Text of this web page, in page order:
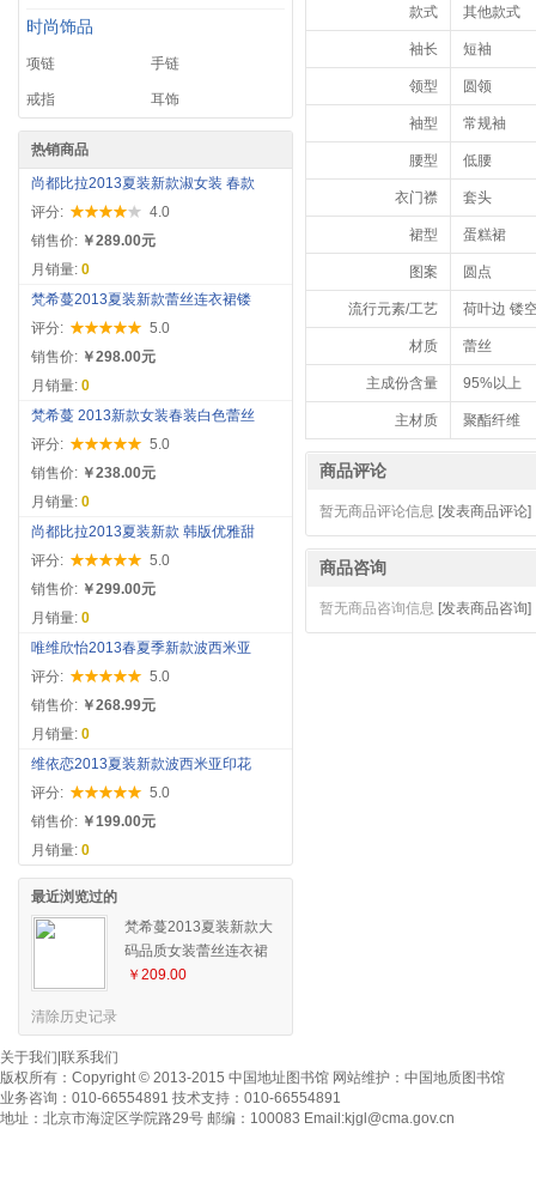
时尚饰品
项链 手链
戒指 耳饰
热销商品
尚都比拉2013夏装新款淑女装 春款
评分:
4.0
销售价: ￥289.00元
月销量: 0
梵希蔓2013夏装新款蕾丝连衣裙镂
评分:
5.0
销售价: ￥298.00元
月销量: 0
梵希蔓 2013新款女装春装白色蕾丝
评分:
5.0
销售价: ￥238.00元
月销量: 0
尚都比拉2013夏装新款 韩版优雅甜
评分:
5.0
销售价: ￥299.00元
月销量: 0
唯维欣怡2013春夏季新款波西米亚
评分:
5.0
销售价: ￥268.99元
月销量: 0
维依恋2013夏装新款波西米亚印花
评分:
5.0
销售价: ￥199.00元
月销量: 0
最近浏览过的
梵希蔓2013夏装新款大
码品质女装蕾丝连衣裙
夏季蛋糕裙短袖连衣裙
￥209.00
清除历史记录
款式 其他款式
袖长 短袖
领型 圆领
袖型 常规袖
腰型 低腰
衣门襟 套头
裙型 蛋糕裙
图案 圆点
流行元素/工艺 荷叶边 镂
材质 蕾丝
主成份含量 95%以上
主材质 聚酯纤维
商品评论
暂无商品评论信息 [发表商品评论]
商品咨询
暂无商品咨询信息 [发表商品咨询]
关于我们 联系我们
版权所有： Copyright © 2013-2015 中国地址图书馆 网站维护： 中国地质图书馆
业务咨询：010-66554891 技术支持：010-66554891
地址：北京市海淀区学院路29号 邮编：100083 Email:kjgl@cma.gov.cn